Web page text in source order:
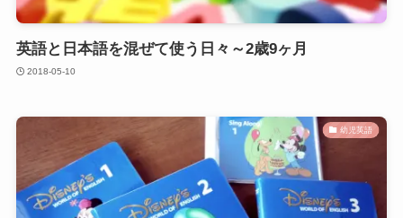
英語と日本語を混ぜて使う日々～2歳9ヶ月
2018-05-10
幼児英語